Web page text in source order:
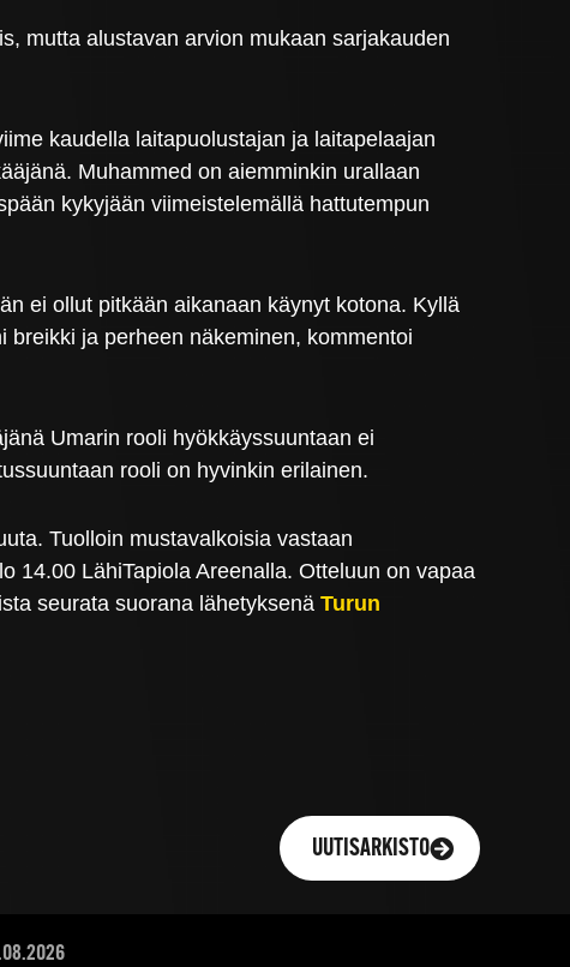
mutta alustavan arvion mukaan sarjakauden
kaudella laitapuolustajan ja laitapelaajan
Muhammed on aiemminkin urallaan
kykyjään viimeistelemällä hattutempun
ei ollut pitkään aikanaan käynyt kotona. Kyllä
ja perheen näkeminen, kommentoi
Umarin rooli hyökkäyssuuntaan ei
rooli on hyvinkin erilainen.
Tuolloin mustavalkoisia vastaan
14.00 LähiTapiola Areenalla. Otteluun on vapaa
seurata suorana lähetyksenäTurun
UUTISARKISTO